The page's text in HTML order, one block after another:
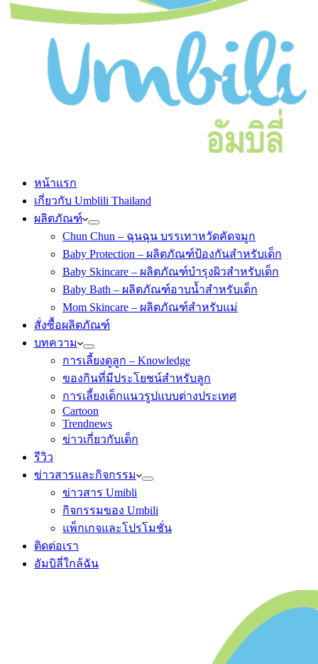
หน้าแรก
เกี่ยวกับ Umblili Thailand
ผลิตภัณฑ์
Chun Chun – ฉุนฉุน บรรเทาหวัดคัดจมูก
Baby Protection – ผลิตภัณฑ์ป้องกันสำหรับเด็ก
Baby Skincare – ผลิตภัณฑ์บำรุงผิวสำหรับเด็ก
Baby Bath – ผลิตภัณฑ์อาบน้ำสำหรับเด็ก
Mom Skincare – ผลิตภัณฑ์สำหรับแม่
สั่งซื้อผลิตภัณฑ์
บทความ
การเลี้ยงดูลูก – Knowledge
ของกินที่มีประโยชน์สำหรับลูก
การเลี้ยงเด็กแนวรูปแบบต่างประเทศ
Cartoon
Trendnews
ข่าวเกี่ยวกับเด็ก
รีวิว
ข่าวสารและกิจกรรม
ข่าวสาร Umibli
กิจกรรมของ Umbili
แพ็กเกจและโปรโมชั่น
ติดต่อเรา
อัมบิลี่ใกล้ฉัน